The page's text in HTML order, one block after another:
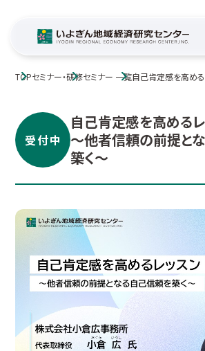
TOPセミナー・研修セミナー 一覧自己肯定感を高め
前提となる自己信頼
受付中
自己肯定感を高める
～他者信頼の前提と
築く～